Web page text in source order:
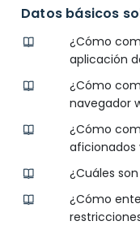
Datos básicos
¿Cómo
aplicación
¿Cómo
navegador
¿Cómo
aficionados
¿Cuáles
¿Cómo